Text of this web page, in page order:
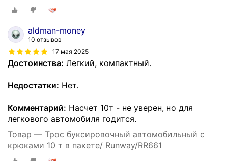
aldman-money
10 отзывов
17 мая 2025
Достоинства: Легкий, компактный.
Недостатки: Нет.
Комментарий: Насчет 10т - не уверен, но для
легкового автомобиля годится.
Товар — Трос буксировочный автомобильный с
крюками 10 т в пакете/ Runway/RR661